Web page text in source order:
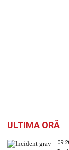
ULTIMA ORĂ